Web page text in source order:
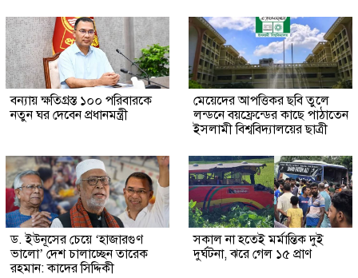
বন্যায় ক্ষতিগ্রস্ত ১০০ পরিবারকে
নতুন ঘর দেবেন প্রধানমন্ত্রী
মেয়েদের আপত্তিকর ছবি তুলে
লন্ডনে বয়ফ্রেন্ডের কাছে পাঠাতেন
ইসলামী বিশ্ববিদ্যালয়ের ছাত্রী
ড. ইউনূসের চেয়ে ‘হাজারগুণ
ভালো’ দেশ চালাচ্ছেন তারেক
রহমান: কাদের সিদ্দিকী
সকাল না হতেই মর্মান্তিক দুই
দুর্ঘটনা, ঝরে গেল ১৫ প্রাণ